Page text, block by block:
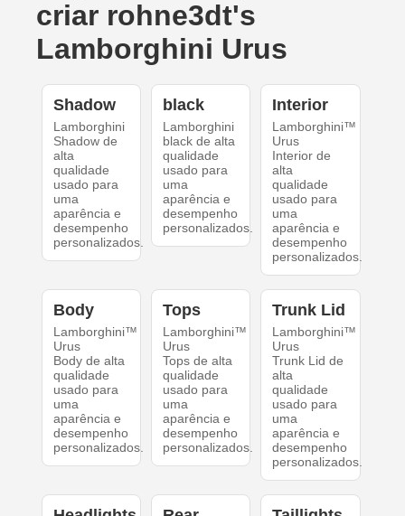
criar rohne3dt's
Lamborghini Urus
Shadow
Lamborghini
Shadow de
alta
qualidade
usado para
uma
aparência e
desempenho
personalizados.
black
Lamborghini
black de alta
qualidade
usado para
uma
aparência e
desempenho
personalizados.
Interior
Lamborghini™
Urus
Interior de
alta
qualidade
usado para
uma
aparência e
desempenho
personalizados.
Body
Lamborghini™
Urus
Body de alta
qualidade
usado para
uma
aparência e
desempenho
personalizados.
Tops
Lamborghini™
Urus
Tops de alta
qualidade
usado para
uma
aparência e
desempenho
personalizados.
Trunk Lid
Lamborghini™
Urus
Trunk Lid de
alta
qualidade
usado para
uma
aparência e
desempenho
personalizados.